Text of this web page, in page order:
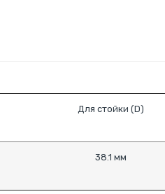
Для стойки (D)
38.1 мм